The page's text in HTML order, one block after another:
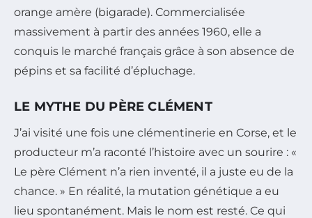
orange amère (bigarade). Commercialisée
massivement à partir des années 1960, elle a
conquis le marché français grâce à son absence de
pépins et sa facilité d’épluchage.
LE MYTHE DU PÈRE CLÉMENT
J’ai visité une fois une clémentinerie en Corse, et le
producteur m’a raconté l’histoire avec un sourire : «
Le père Clément n’a rien inventé, il a juste eu de la
chance. » En réalité, la mutation génétique a eu
lieu spontanément. Mais le nom est resté. Ce qui